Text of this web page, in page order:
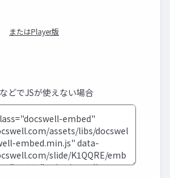
またはPlayer版
どでJSが使えない場合